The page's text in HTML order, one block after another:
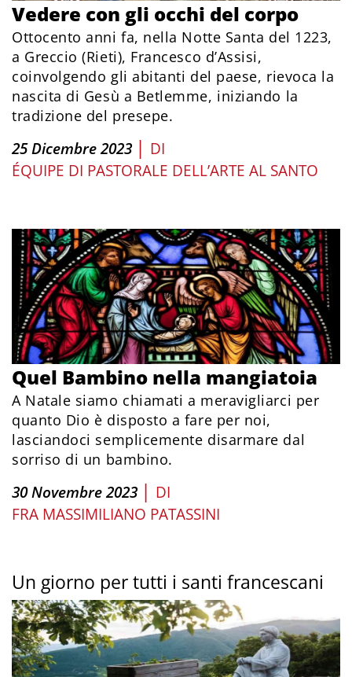
Vedere con gli occhi del corpo
Ottocento anni fa, nella Notte Santa del 1223,
a Greccio (Rieti), Francesco d’Assisi,
coinvolgendo gli abitanti del paese, rievoca la
nascita di Gesù a Betlemme, iniziando la
tradizione del presepe.
25 Dicembre 2023 | DI
ÉQUIPE DI PASTORALE DELL’ARTE AL SANTO
Quel Bambino nella mangiatoia
A Natale siamo chiamati a meravigliarci per
quanto Dio è disposto a fare per noi,
lasciandoci semplicemente disarmare dal
sorriso di un bambino.
30 Novembre 2023 | DI
FRA MASSIMILIANO PATASSINI
Un giorno per tutti i santi francescani